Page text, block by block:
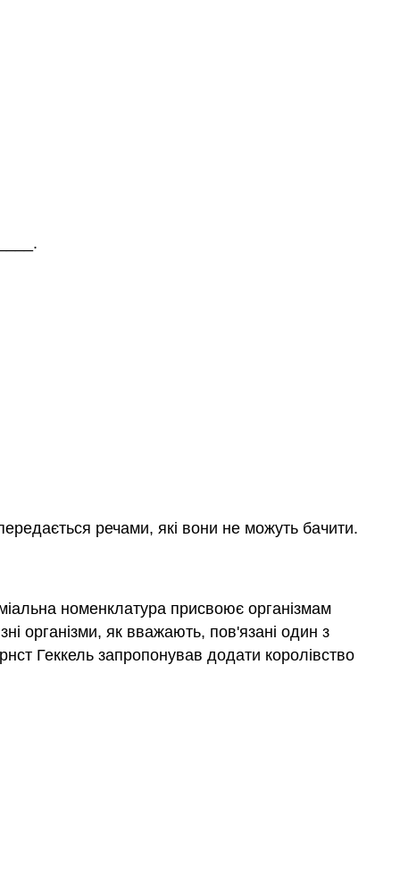
речами, які вони не можуть бачити.
номенклатура присвоює організмам
організми, як вважають, пов'язані один з
Геккель запропонував додати королівство